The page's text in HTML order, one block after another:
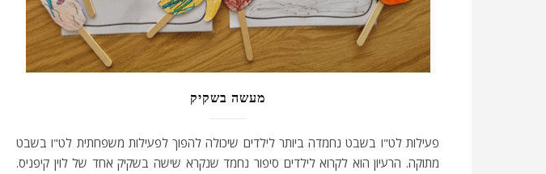
מעשה בשקיק
פעילות לט"ו בשבט נחמדה ביותר לילדים שיכולה להפוך לפעילות משפחתית לט"ו בשבט
מתוקה. הרעיון הוא לקרוא לילדים סיפור נחמד שנקרא שישה בשקיק אחד של לוין קיפניס.